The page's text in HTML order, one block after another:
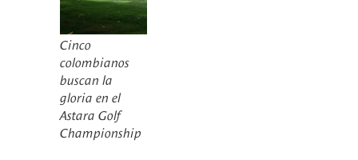
Cinco
colombianos
buscan la
gloria en el
Astara Golf
Championship